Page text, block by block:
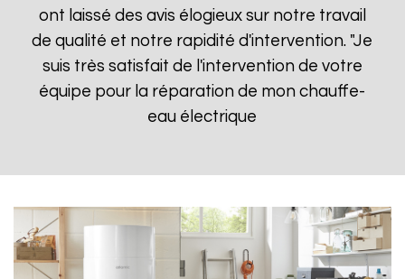
ont laissé des avis élogieux sur notre travail
de qualité et notre rapidité d'intervention. "Je
suis très satisfait de l'intervention de votre
équipe pour la réparation de mon chauffe-
eau électrique